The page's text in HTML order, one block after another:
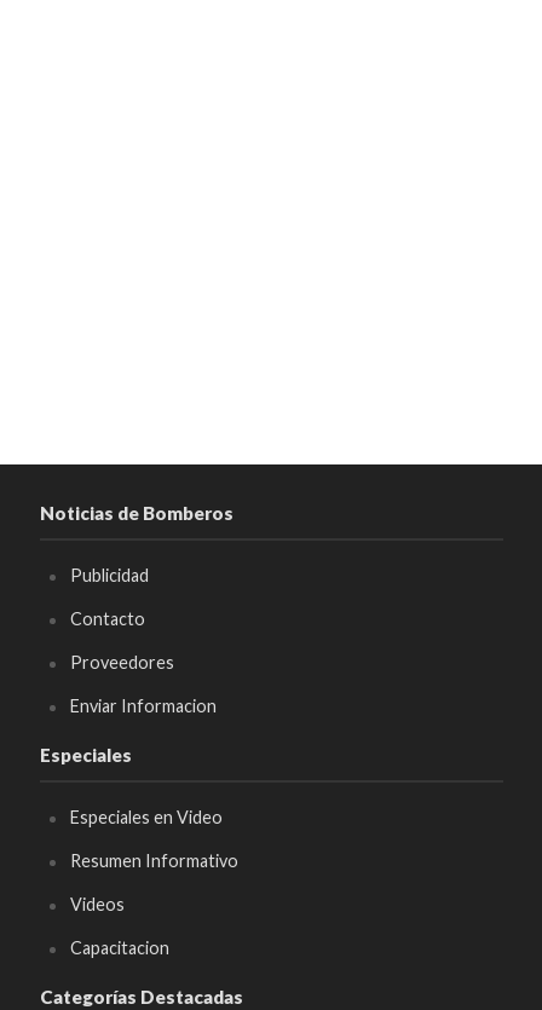
Noticias de Bomberos
Publicidad
Contacto
Proveedores
Enviar Informacion
Especiales
Especiales en Video
Resumen Informativo
Videos
Capacitacion
Categorías Destacadas